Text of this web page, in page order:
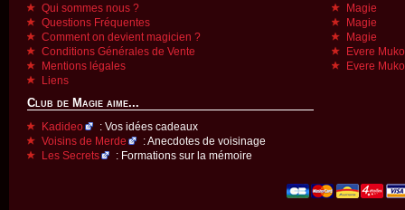
Qui sommes nous ?
Questions Fréquentes
Comment on devient magicien ?
Conditions Générales de Vente
Mentions légales
Liens
Club de Magie aime...
Kadideo
: Vos idées cadeaux
Voisins de Merde
: Anecdotes de voisinage
Les Secrets
: Formations sur la mémoire
Magie
Magie
Magie
Evere
Evere